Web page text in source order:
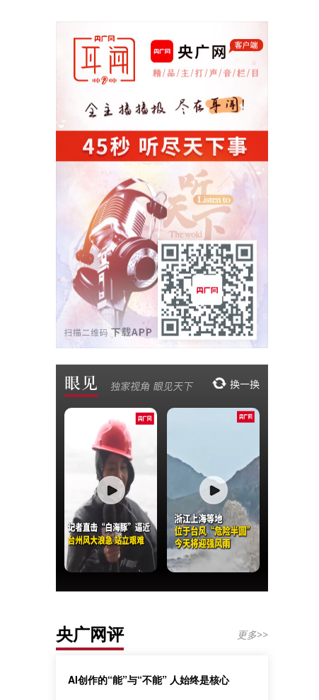
央广网评 更多>>
AI创作的“能”与“不能” 人始终是核心